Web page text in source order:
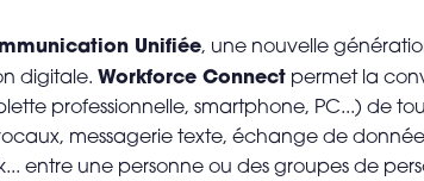
Unifiée, une nouvelle
digitale. Workforce Connect permet la
professionnelle, smartphone, PC...) de
messagerie texte, échange de
entre une personne ou des groupes de